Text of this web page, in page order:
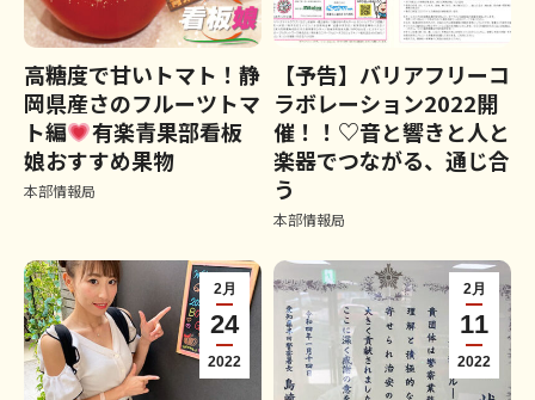
高糖度で甘いトマト！静
岡県産さのフルーツトマ
ト編
有楽青果部看板
娘おすすめ果物
本部情報局
【予告】バリアフリーコ
ラボレーション2022開
催！！♡音と響きと人と
楽器でつながる、通じ合
う
本部情報局
2月
24
2022
2月
11
2022